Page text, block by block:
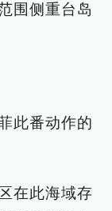
围侧重台岛
此番动作的
在此海域存